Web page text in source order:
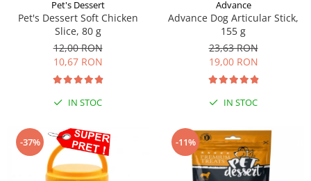
Sampoane si Balsamuri
Servetele Umede
Covorase absorbante
Curatare Ochi
Igiena Catel
Solutii Atractante si repelente
Custi transport - Pisici
Jucarii Pisici
Lese, Hamuri si Zgarzi
Paturi, perne si cosuri pentru pisici
Recompense Delicioase
Pet's Dessert
Pet's Dessert Soft Chicken
Slice, 80 g
12,00 RON
10,67 RON
IN STOC
Advance
Advance Dog Articular Stick,
155 g
23,63 RON
19,00 RON
IN STOC
-37% -11%